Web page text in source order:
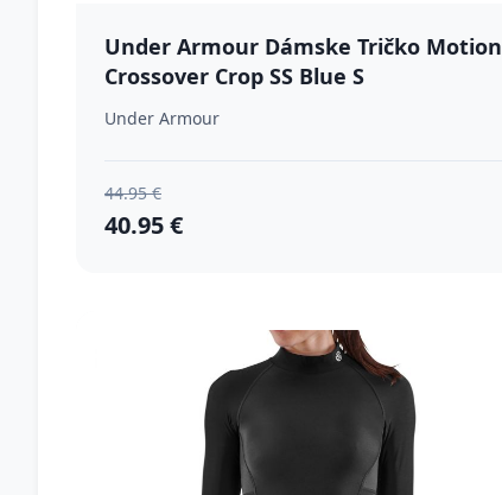
Under Armour Dámske Tričko Motion
Crossover Crop SS Blue S
Under Armour
44.95 €
40.95 €